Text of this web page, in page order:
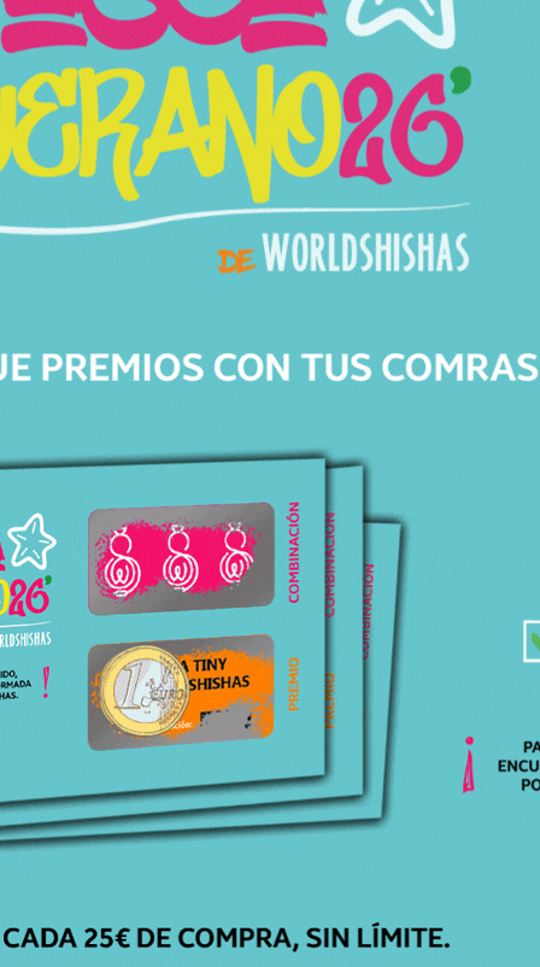
Suscribirme
Av. de Barberà, 306
Lunes a sábado
(11:00-14:00h/17:00-21:00h)
Síguenos en:
CATÁLOGO
Cachimbas
Cazoletas
Accesorios